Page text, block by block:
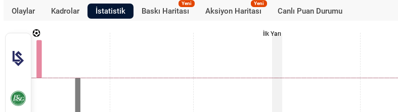
Olaylar Kadrolar İstatistik Baskı Haritası
Yeni
Aksiyon Haritası
Yeni
Canlı Puan Durumu
İlk Yarı